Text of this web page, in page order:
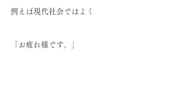
例えば現代社会ではよく
「お疲れ様です。」